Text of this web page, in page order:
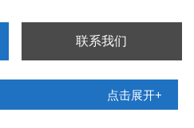
联系我们
点击展开+